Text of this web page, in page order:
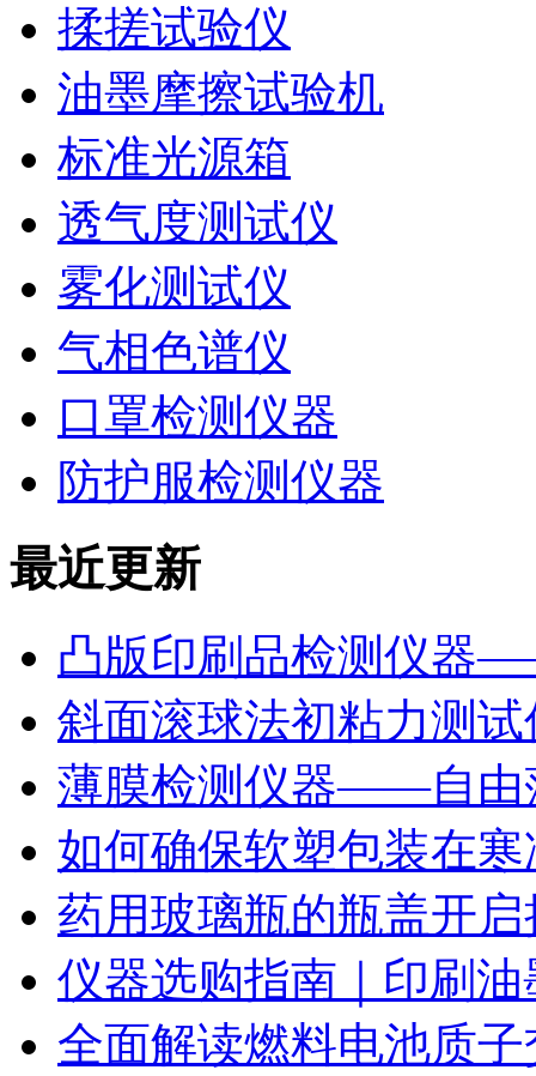
揉搓试验仪
油墨摩擦试验机
标准光源箱
透气度测试仪
雾化测试仪
气相色谱仪
口罩检测仪器
防护服检测仪器
最近更新
凸版印刷品检测仪器
斜面滚球法初粘力测
薄膜检测仪器——自由
如何确保软塑包装在
药用玻璃瓶的瓶盖开
仪器选购指南｜印刷
全面解读燃料电池质